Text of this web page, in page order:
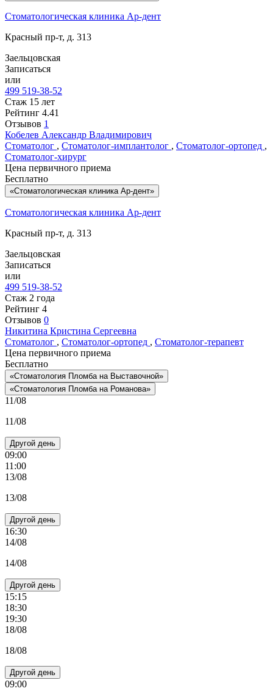
Стоматологическая клиника Ар-дент
Красный пр-т, д. 313
Заельцовская
Записаться
или
499 519-38-52
Стаж 15 лет
Рейтинг 4.41
Отзывов 1
Кобелев Александр Владимирович
Стоматолог , Стоматолог-имплантолог , Стоматолог-ортопед ,
Стоматолог-хирург
Цена первичного приема
Бесплатно
«Стоматологическая клиника Ар-дент»
Стоматологическая клиника Ар-дент
Красный пр-т, д. 313
Заельцовская
Записаться
или
499 519-38-52
Стаж 2 года
Рейтинг 4
Отзывов 0
Никитина Кристина Сергеевна
Стоматолог , Стоматолог-ортопед , Стоматолог-терапевт
Цена первичного приема
Бесплатно
«Стоматология Пломба на Выставочной»
«Стоматология Пломба на Романова»
11/08
11/08
Другой день
09:00
11:00
13/08
13/08
Другой день
16:30
14/08
14/08
Другой день
15:15
18:30
19:30
18/08
18/08
Другой день
09:00